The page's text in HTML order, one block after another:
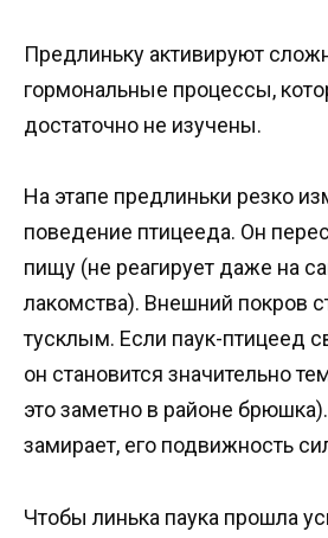
Предлиньку активируют
гормональные процессы,
достаточно не изучены.
На этапе предлиньки резко
поведение птицееда. Он
пищу (не реагирует даже на
лакомства). Внешний покров
тусклым. Если паук-птицеед
он становится значительно
это заметно в районе
замирает, его подвижность
Чтобы линька паука прошла